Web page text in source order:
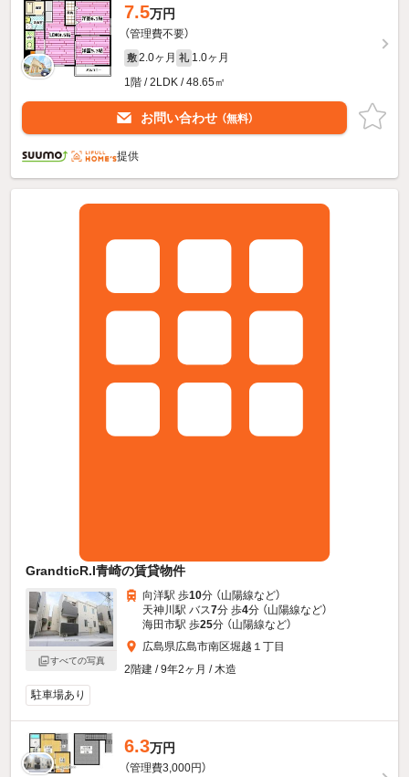
7.5万円
（管理費不要）
敷 2.0ヶ月 礼 1.0ヶ月
1階 / 2LDK / 48.65㎡
お問い合わせ （無料）
提供
GrandticR.I青崎の賃貸物件
すべての写真
向洋駅 歩10分 （山陽線など）
天神川駅 バス7分 歩4分 （山陽線など）
海田市駅 歩25分 （山陽線など）
広島県広島市南区堀越１丁目
2階建 / 9年2ヶ月 / 木造
駐車場あり
6.3万円
（管理費3,000円）